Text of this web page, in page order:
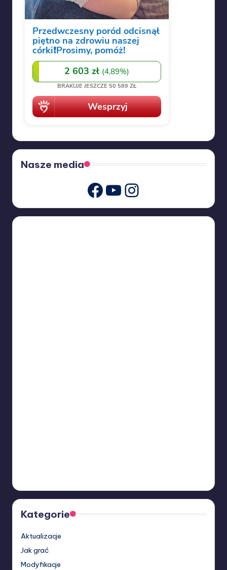
Nasze media
Facebook
Youtube
Instagram
Kategorie
Aktualizacje
Jak grać
Modyfikacje